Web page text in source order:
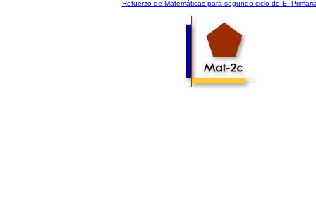
Refuerzo de Matemáticas para segundo ciclo de E.